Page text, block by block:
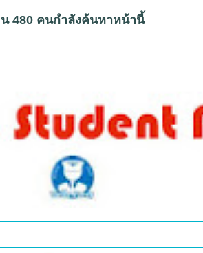
น 480 คนกำลังค้นหาหน้านี้